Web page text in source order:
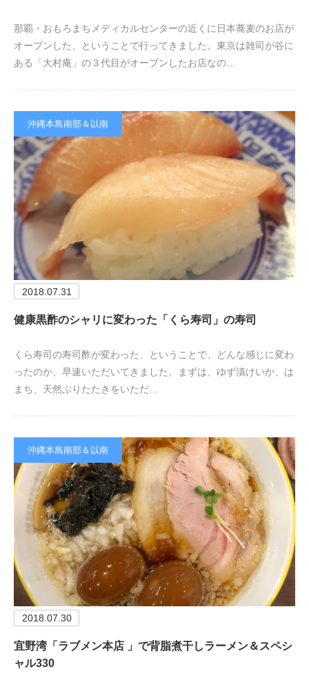
那覇・おもろまちメディカルセンターの近くに日本蕎麦のお店が
オープンした、ということで行ってきました。東京は雑司が谷に
ある「大村庵」の３代目がオープンしたお店なの…
沖縄本島南部＆以南
2018.07.31
健康黒酢のシャリに変わった「くら寿司」の寿司
くら寿司の寿司酢が変わった、ということで、どんな感じに変わ
ったのか、早速いただいてきました。まずは、ゆず漬けいか、は
まち、天然ぶりたたきをいただ…
沖縄本島南部＆以南
2018.07.30
宜野湾「ラブメン本店 」で背脂煮干しラーメン＆スペシ
ャル330